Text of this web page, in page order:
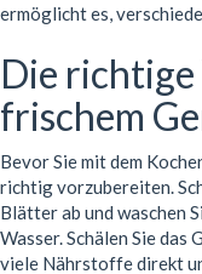
ermöglicht es,
Die
frischem
Bevor Sie mit dem
richtig vorzubereiten.
Blätter ab und waschen
Wasser. Schälen Sie das
viele Nährstoffe direkt